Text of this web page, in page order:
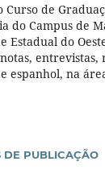
de
do Campus de
Estadual do
entrevistas,
espanhol, na
DE PUBLICAÇÃO